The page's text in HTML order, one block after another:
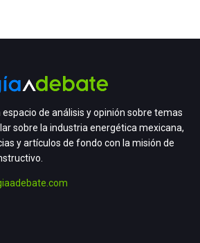
de análisis y opinión sobre temas
sobre la industria energética mexicana,
y artículos de fondo con la misión de